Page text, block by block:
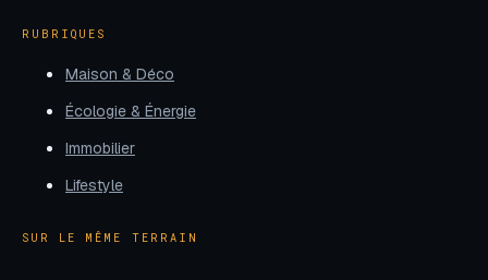
RUBRIQUES
Maison & Déco
Écologie & Énergie
Immobilier
Lifestyle
SUR LE MÊME TERRAIN